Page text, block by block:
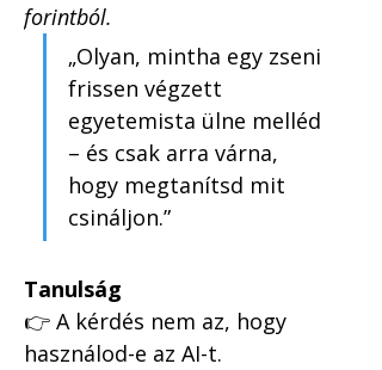
forintból.
„Olyan, mintha egy zseni
frissen végzett
egyetemista ülne melléd
– és csak arra várna,
hogy megtanítsd mit
csináljon.”
Tanulság
👉 A kérdés nem az, hogy
használod-e az AI-t.